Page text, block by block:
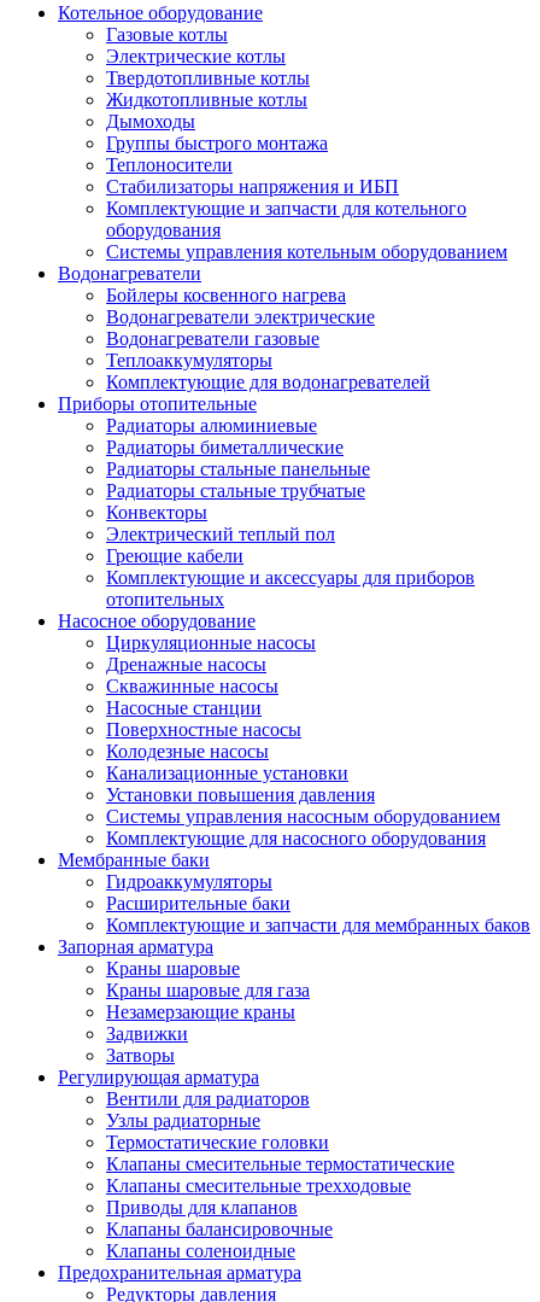
Котельное оборудование
Газовые котлы
Электрические котлы
Твердотопливные котлы
Жидкотопливные котлы
Дымоходы
Группы быстрого монтажа
Теплоносители
Стабилизаторы напряжения и ИБП
Комплектующие и запчасти для котельного
оборудования
Системы управления котельным оборудованием
Водонагреватели
Бойлеры косвенного нагрева
Водонагреватели электрические
Водонагреватели газовые
Теплоаккумуляторы
Комплектующие для водонагревателей
Приборы отопительные
Радиаторы алюминиевые
Радиаторы биметаллические
Радиаторы стальные панельные
Радиаторы стальные трубчатые
Конвекторы
Электрический теплый пол
Греющие кабели
Комплектующие и аксессуары для приборов
отопительных
Насосное оборудование
Циркуляционные насосы
Дренажные насосы
Скважинные насосы
Насосные станции
Поверхностные насосы
Колодезные насосы
Канализационные установки
Установки повышения давления
Системы управления насосным оборудованием
Комплектующие для насосного оборудования
Мембранные баки
Гидроаккумуляторы
Расширительные баки
Комплектующие и запчасти для мембранных баков
Запорная арматура
Краны шаровые
Краны шаровые для газа
Незамерзающие краны
Задвижки
Затворы
Регулирующая арматура
Вентили для радиаторов
Узлы радиаторные
Термостатические головки
Клапаны смесительные термостатические
Клапаны смесительные трехходовые
Приводы для клапанов
Клапаны балансировочные
Клапаны соленоидные
Предохранительная арматура
Редукторы давления